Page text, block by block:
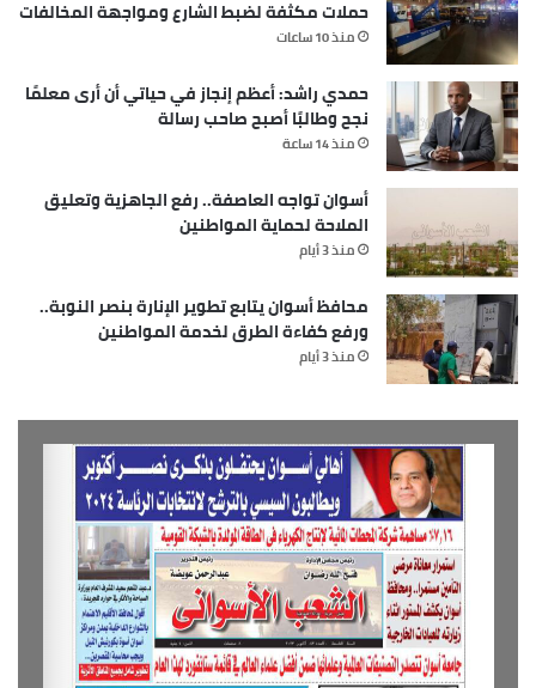
حملات مكثفة لضبط الشارع ومواجهة المخالفات
منذ 10 ساعات
حمدي راشد: أعظم إنجاز في حياتي أن أرى معلمًا
نجح وطالبًا أصبح صاحب رسالة
منذ 14 ساعة
أسوان تواجه العاصفة.. رفع الجاهزية وتعليق
الملاحة لحماية المواطنين
منذ 3 أيام
محافظ أسوان يتابع تطوير الإنارة بنصر النوبة..
ورفع كفاءة الطرق لخدمة المواطنين
منذ 3 أيام